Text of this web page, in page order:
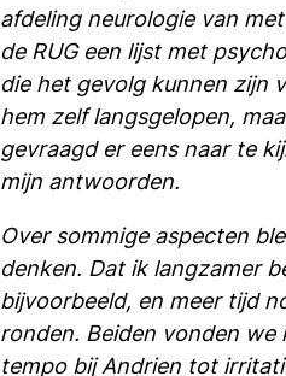
afdeling neurologie van
de RUG een lijst met
die het gevolg kunnen zijn
hem zelf langsgelopen,
gevraagd er eens naar te
mijn antwoorden.
Over sommige aspecten
denken. Dat ik langzamer
bijvoorbeeld, en meer tijd
ronden. Beiden vonden
tempo bij Andrien tot